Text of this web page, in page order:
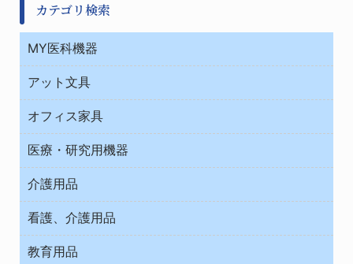
カテゴリ検索
MY医科機器
診察・診断
与薬・調剤薬局
アット文具
ＯＡ・パソコン用品
オフィス家具
オフィス作業用品
医療・研究用機器
ウエアー
チューブコネクタ素材
テープ・ラベル・紙製
デシケーター類
介護用品
介護・リハビリ
看護、介護用品
院内感染防止、空気清浄器類
教育用品